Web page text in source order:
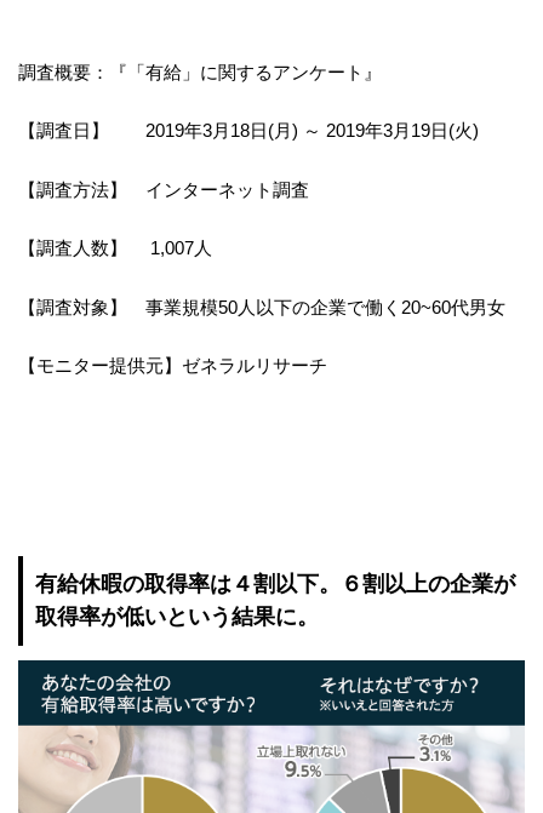
調査概要：『「有給」に関するアンケート』
【調査日】 2019年3月18日(月) ～ 2019年3月19日(火)
【調査方法】 インターネット調査
【調査人数】 1,007人
【調査対象】 事業規模50人以下の企業で働く20~60代男女
【モニター提供元】ゼネラルリサーチ
有給休暇の取得率は４割以下。６割以上の企業が
取得率が低いという結果に。